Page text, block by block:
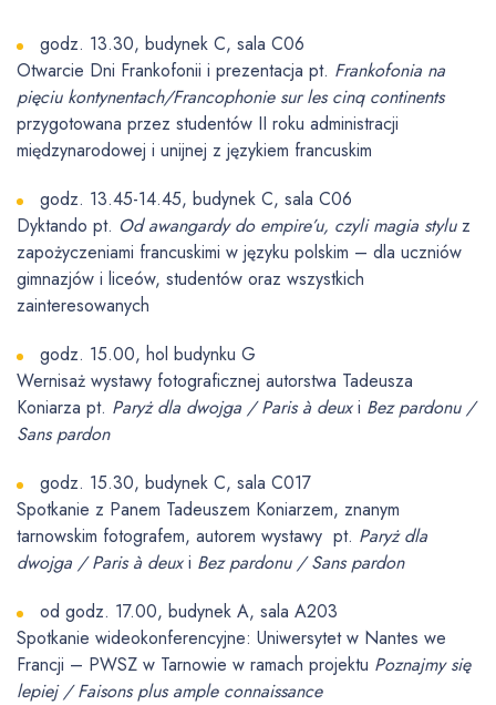
godz. 13.30, budynek C, sala C06
Otwarcie Dni Frankofonii i prezentacja pt. Frankofonia na
pięciu kontynentach/Francophonie sur les cinq continents
przygotowana przez studentów II roku administracji
międzynarodowej i unijnej z językiem francuskim
godz. 13.45-14.45, budynek C, sala C06
Dyktando pt. Od awangardy do empire’u, czyli magia styluz
zapożyczeniami francuskimi w języku polskim – dla uczniów
gimnazjów i liceów, studentów oraz wszystkich
zainteresowanych
godz. 15.00, hol budynku G
Wernisaż wystawy fotograficznej autorstwa Tadeusza
Koniarza pt. Paryż dla dwojga / Paris à deuxi Bez pardonu /
Sans pardon
godz. 15.30, budynek C, sala C017
Spotkanie z Panem Tadeuszem Koniarzem, znanym
tarnowskim fotografem, autorem wystawy pt. Paryż dla
dwojga / Paris à deuxi Bez pardonu / Sans pardon
od godz. 17.00, budynek A, sala A203
Spotkanie wideokonferencyjne: Uniwersytet w Nantes we
Francji – PWSZ w Tarnowie w ramach projektu Poznajmy się
lepiej / Faisons plus ample connaissance